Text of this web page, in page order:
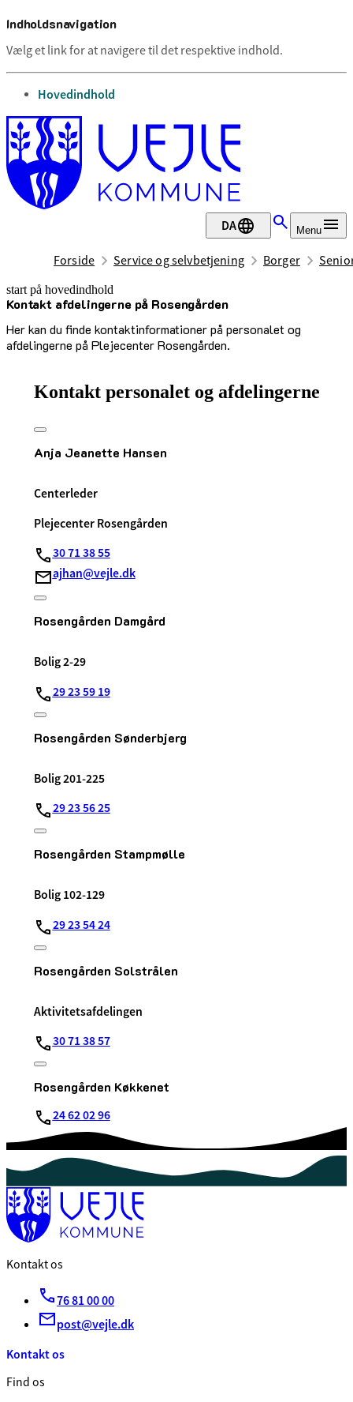
Indholdsnavigation
Vælg et link for at navigere til det respektive indhold.
gå til
Hovedindhold
DA Menu
Forside Service og selvbetjening Borger
start på hovedindhold
Kontakt afdelingerne på Rosengården
Her kan du finde kontaktinformationer på personalet og
afdelingerne på Plejecenter Rosengården.
senest opdateret 10. april 2025
Kontakt personalet og afdelingerne
Anja Jeanette Hansen
Centerleder
Plejecenter Rosengården
30 71 38 55
ajhan@vejle.dk
Rosengården Damgård
Bolig 2-29
29 23 59 19
Rosengården Sønderbjerg
Bolig 201-225
29 23 56 25
Rosengården Stampmølle
Bolig 102-129
29 23 54 24
Rosengården Solstrålen
Aktivitetsafdelingen
30 71 38 57
Rosengården Køkkenet
24 62 02 96
Kontakt os
76 81 00 00
post@vejle.dk
Kontakt os
Find os